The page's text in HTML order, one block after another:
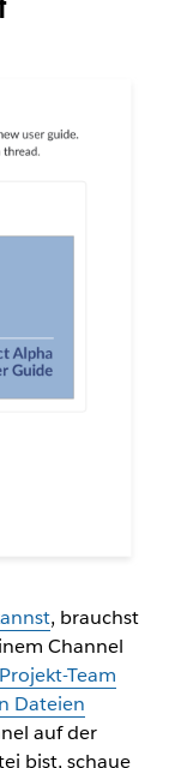
, brauchst
Channel
Team
Dateien
auf der
bist, schaue